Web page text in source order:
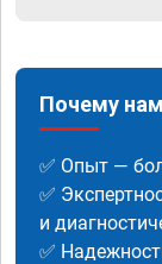
Почему
✅ Опыт —
✅
и
✅